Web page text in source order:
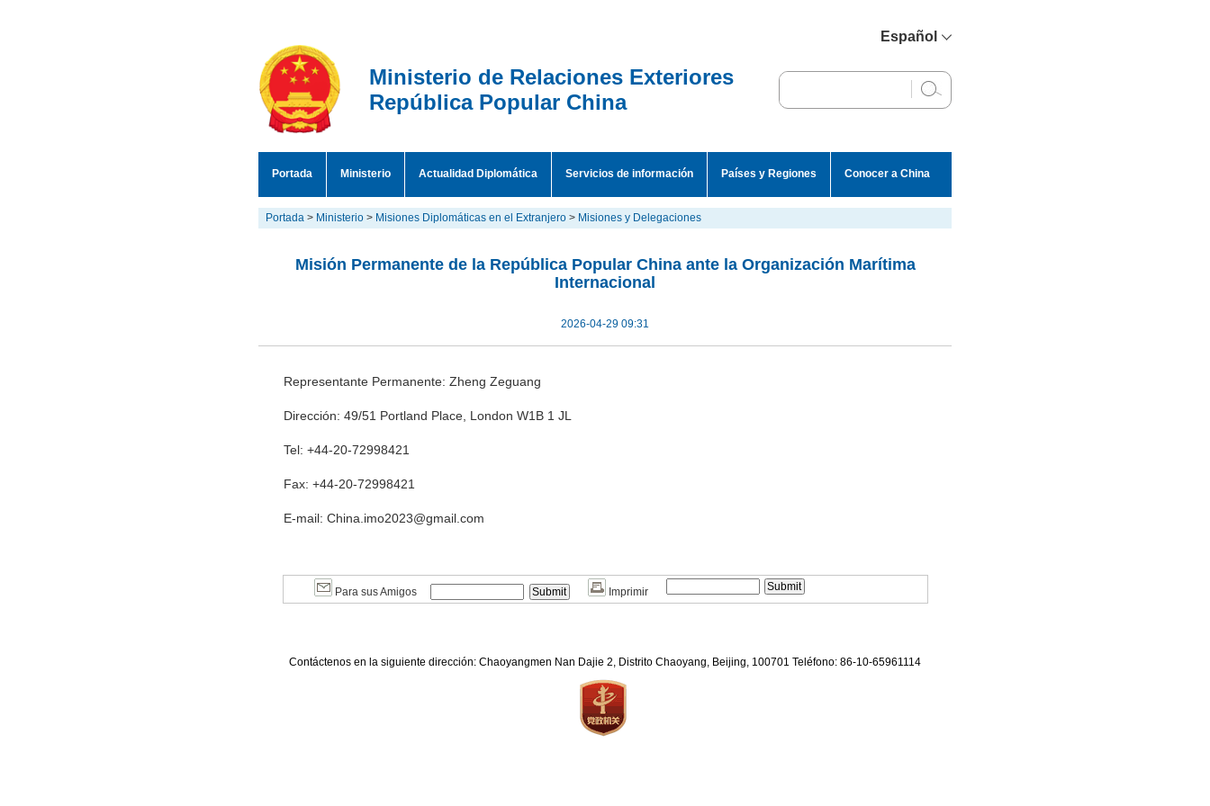
Español
English
Ministerio de Relaciones Exteriores
República Popular China
Portada Ministerio Actualidad Diplomática Servicios de información Países y Regiones Conocer a China
Portada > Ministerio > Misiones Diplomáticas en el Extranjero > Misiones y Delegaciones
Misión Permanente de la República Popular China ante la Organización Marítima
Internacional
2026-04-29 09:31
Representante Permanente: Zheng Zeguang
Dirección: 49/51 Portland Place, London W1B 1 JL
Tel: +44-20-72998421
Fax: +44-20-72998421
E-mail: China.imo2023@gmail.com
Para sus Amigos Imprimir
Contáctenos en la siguiente dirección: Chaoyangmen Nan Dajie 2, Distrito Chaoyang, Beijing, 100701 Teléfono: 86-10-65961114